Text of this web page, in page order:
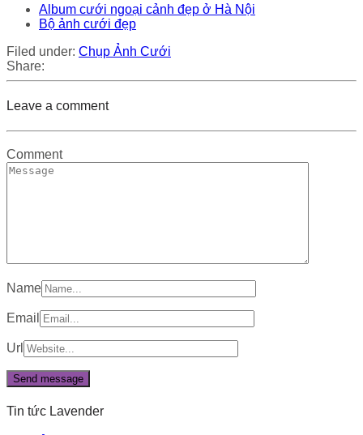
Album cưới ngoại cảnh đẹp ở Hà Nội
Bộ ảnh cưới đẹp
Filed under: Chụp Ảnh Cưới
Share:
Leave a comment
Comment
Name
Email
Url
Tin tức Lavender